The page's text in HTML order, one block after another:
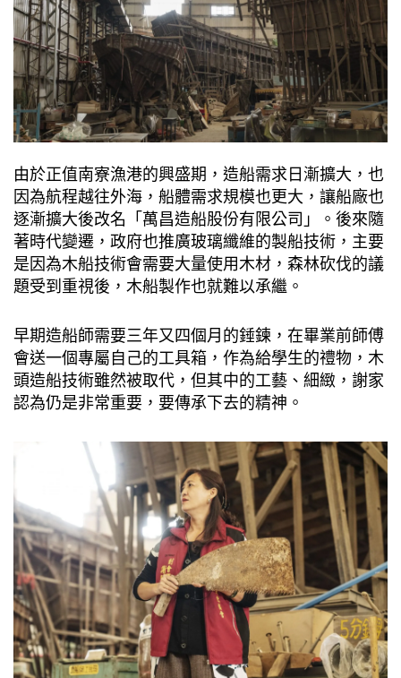
由於正值南寮漁港的興盛期，造船需求日漸擴大，也
因為航程越往外海，船體需求規模也更大，讓船廠也
逐漸擴大後改名「萬昌造船股份有限公司」。後來隨
著時代變遷，政府也推廣玻璃纖維的製船技術，主要
是因為木船技術會需要大量使用木材，森林砍伐的議
題受到重視後，木船製作也就難以承繼。
早期造船師需要三年又四個月的錘鍊，在畢業前師傅
會送一個專屬自己的工具箱，作為給學生的禮物，木
頭造船技術雖然被取代，但其中的工藝、細緻，謝家
認為仍是非常重要，要傳承下去的精神。